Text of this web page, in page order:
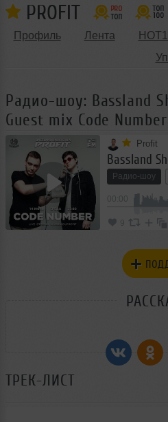
PROFIT
Профиль Лента
Радио-шоу: Bassland
Guest mix Code Number
Profit
Радио-шоу
9
ТРЕК-ЛИСТ